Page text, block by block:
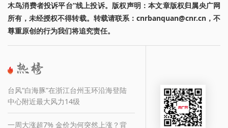
木鸟消费者投诉平台”线上投诉。版权声明：本文章版权归属央广网
所有，未经授权不得转载。转载请联系：cnrbanquan@cnr.cn，不
尊重原创的行为我们将追究责任。
台风“白海豚”在浙江台州玉环沿海登陆
中心附近最大风力14级
一周大涨超7% 金价为何突然上涨？背